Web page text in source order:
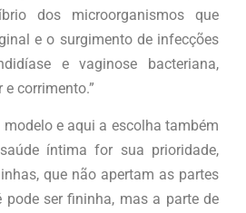
dos microorganismos que
e o surgimento de infecções
e vaginose bacteriana,
e corrimento.”
e aqui a escolha também
íntima for sua prioridade,
que não apertam as partes
ser fininha, mas a parte de